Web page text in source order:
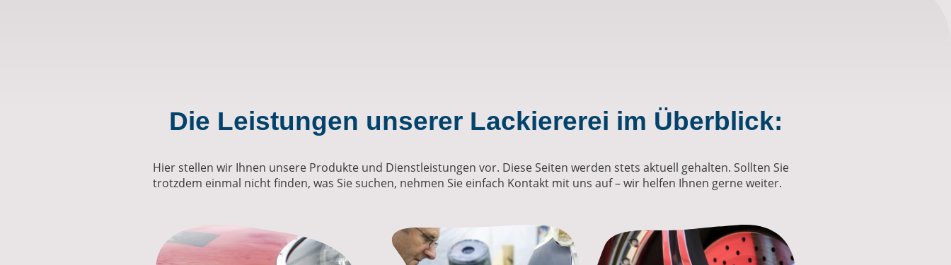
Die Leistungen unserer Lackiererei im Überblick:
Hier stellen wir Ihnen unsere Produkte und Dienstleistungen vor. Diese Seiten werden stets aktuell gehalten. Sollten Sie
trotzdem einmal nicht finden, was Sie suchen, nehmen Sie einfach Kontakt mit uns auf – wir helfen Ihnen gerne weiter.